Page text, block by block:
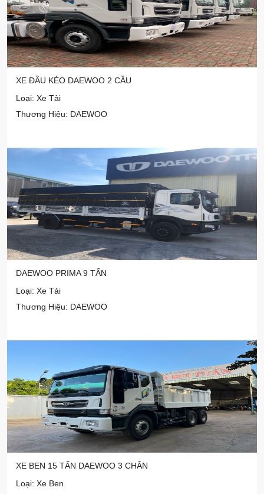
XE ĐẦU KÉO DAEWOO 2 CẦU
Loại: Xe Tải
Thương Hiệu: DAEWOO
DAEWOO PRIMA 9 TẤN
Loại: Xe Tải
Thương Hiệu: DAEWOO
XE BEN 15 TẤN DAEWOO 3 CHÂN
Loại: Xe Ben